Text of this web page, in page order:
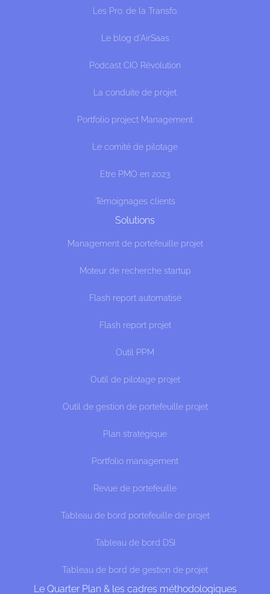
Les Pro. de la Transfo.
Le blog d'AirSaas
Podcast CIO Révolution
La conduite de projet
Portfolio project Management
Le comité de pilotage
Etre PMO en 2023
Témoignages clients
Solutions
Management de portefeuille projet
Moteur de recherche startup
Flash report automatisé
Flash report projet
Outil PPM
Outil de pilotage projet
Outil de gestion de portefeuille projet
Plan stratégique
Portfolio management
Revue de portefeuille
Tableau de bord portefeuille de projet
Tableau de bord DSI
Tableau de bord de gestion de projet
Le Quarter Plan & les cadres méthodologiques